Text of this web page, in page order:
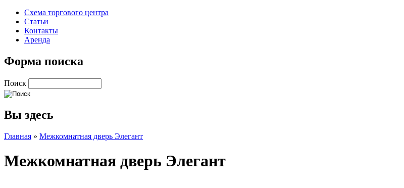
Схема торгового центра
Статьи
Контакты
Аренда
Форма поиска
Поиск
Вы здесь
Главная » Межкомнатная дверь Элегант
Межкомнатная дверь Элегант